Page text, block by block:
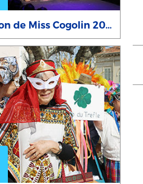
Élection de Miss Cogolin 2017